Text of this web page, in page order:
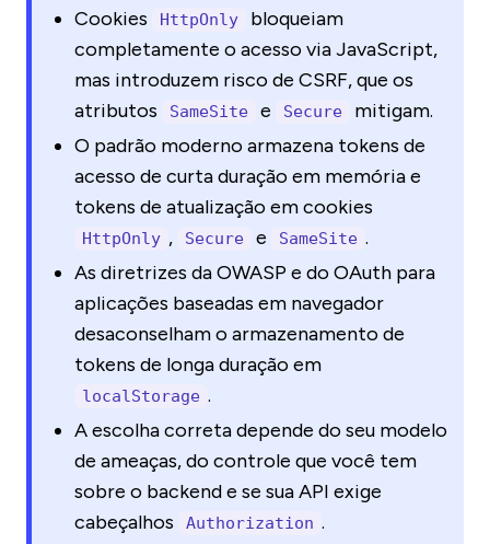
Cookies
HttpOnly
bloqueiam
completamente o acesso via JavaScript,
mas introduzem risco de CSRF, que os
atributos
SameSite e Secure
mitigam.
O padrão moderno armazena tokens de
acesso de curta duração em memória e
tokens de atualização em cookies
HttpOnly , Secure e SameSite .
As diretrizes da OWASP e do OAuth para
aplicações baseadas em navegador
desaconselham o armazenamento de
tokens de longa duração em
localStorage .
A escolha correta depende do seu modelo
de ameaças, do controle que você tem
sobre o backend e se sua API exige
cabeçalhos
Authorization .